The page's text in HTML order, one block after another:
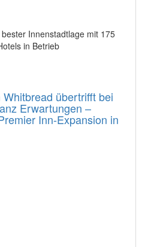
Innenstadtlage mit 175
in Betrieb
übertrifft bei
Erwartungen –
Inn-Expansion in